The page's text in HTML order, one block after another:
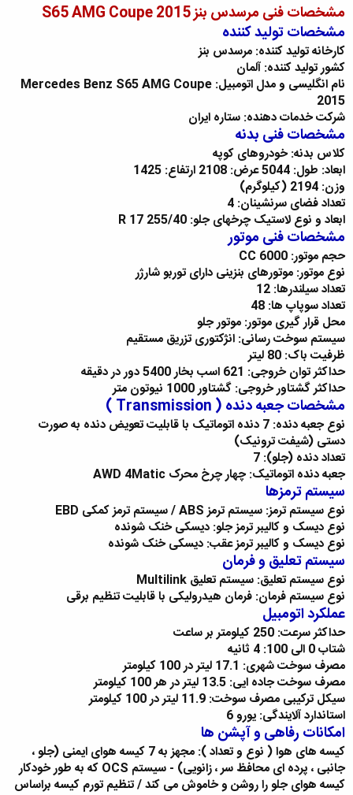
مشخصات فنی مرسدس بنز S65 AMG Coupe 2015
مشخصات تولید کننده
کارخانه تولید کننده: مرسدس بنز
کشور تولید کننده: آلمان
نام انگلیسی و مدل اتومبیل: Mercedes Benz S65 AMG Coupe
2015
شرکت خدمات دهنده: ستاره ایران
مشخصات فنی بدنه
کلاس بدنه: خودروهای کوپه
ابعاد: طول: 5044 عرض: 2108 ارتفاع: 1425
وزن: 2194 (کیلوگرم)
تعداد فضای سرنشینان: 4
ابعاد و نوع لاستیک چرخهای جلو: 255/40 R 17
مشخصات فنی موتور
حجم موتور: 6000 CC
نوع موتور: موتورهای بنزینی دارای توربو شارژر
تعداد سیلندرها: 12
تعداد سوپاپ ها: 48
محل قرار گیری موتور: موتور جلو
سیستم سوخت رسانی: انژکتوری تزریق مستقیم
ظرفیت باک: 80 لیتر
حداکثر توان خروجی: 621 اسب بخار 5400 دور در دقیقه
حداکثر گشتاور خروجی: گشتاور 1000 نیوتون متر
مشخصات جعبه دنده ( Transmission )
نوع جعبه دنده: 7 دنده اتوماتیک با قابلیت تعویض دنده به صورت
دستی (شیفت ترونیک)
تعداد دنده (جلو): 7
جعبه دنده اتوماتیک: چهار چرخ محرک AWD 4Matic
سیستم ترمزها
نوع سیستم ترمز: سیستم ترمز ABS / سیستم ترمز کمکی EBD
نوع دیسک و کالیبر ترمز جلو: دیسکی خنک شونده
نوع دیسک و کالیبر ترمز عقب: دیسکی خنک شونده
سیستم تعلیق و فرمان
نوع سیستم تعلیق: سیستم تعلیق Multilink
نوع سیستم فرمان: فرمان هیدرولیکی با قابلیت تنظیم برقی
عملکرد اتومبیل
حداکثر سرعت: 250 کیلومتر بر ساعت
شتاب 0 الی 100: 4 ثانیه
مصرف سوخت شهری: 17.1 لیتر در 100 کیلومتر
مصرف سوخت جاده ایی: 13.5 لیتر در هر 100 کیلومتر
سیکل ترکیبی مصرف سوخت: 11.9 لیتر در 100 کیلومتر
استاندارد آلایندگی: یورو 6
امکانات رفاهی و آپشن ها
کیسه های هوا ( نوع و تعداد ): مجهز به 7 کیسه هوای ایمنی (جلو ،
جانبی ، پرده ای محافظ سر ، زانویی) - سیستم OCS که به طور خودکار
کیسه هوای جلو را روشن و خاموش می کند / تنظیم تورم کیسه براساس